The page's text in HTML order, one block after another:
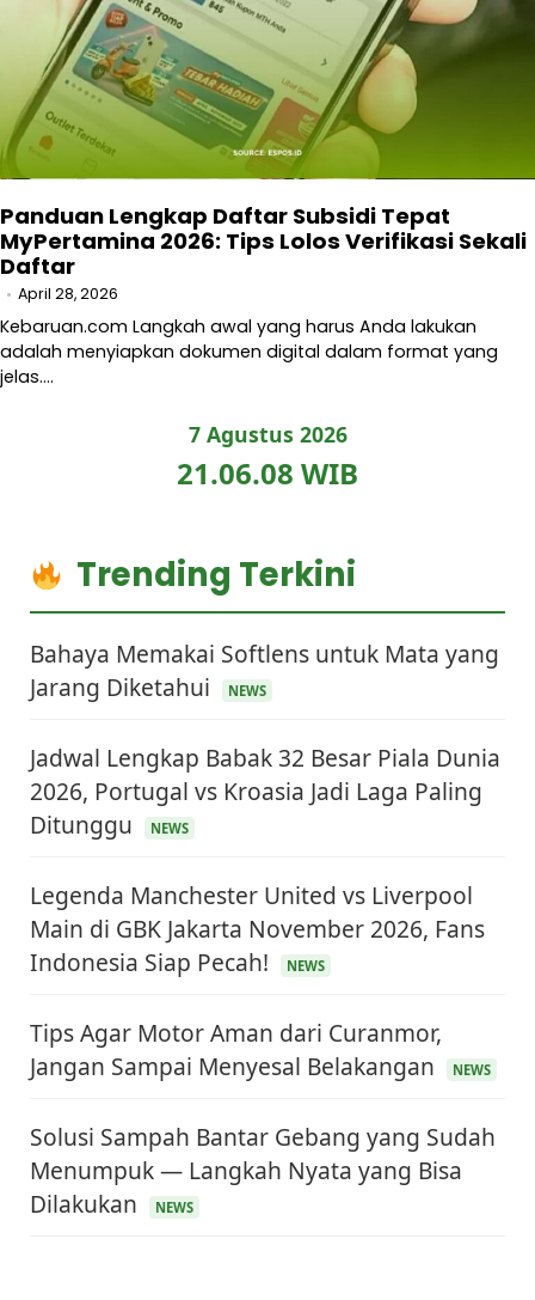
Panduan Lengkap Daftar Subsidi Tepat
MyPertamina 2026: Tips Lolos Verifikasi Sekali
Daftar
April 28, 2026
Kebaruan.com Langkah awal yang harus Anda lakukan
adalah menyiapkan dokumen digital dalam format yang
jelas.…
7 Agustus 2026
21.06.09 WIB
Trending Terkini
Bahaya Memakai Softlens untuk Mata yang
Jarang Diketahui
NEWS
Jadwal Lengkap Babak 32 Besar Piala Dunia
2026, Portugal vs Kroasia Jadi Laga Paling
Ditunggu
NEWS
Legenda Manchester United vs Liverpool
Main di GBK Jakarta November 2026, Fans
Indonesia Siap Pecah!
NEWS
Tips Agar Motor Aman dari Curanmor,
Jangan Sampai Menyesal Belakangan
NEWS
Solusi Sampah Bantar Gebang yang Sudah
Menumpuk — Langkah Nyata yang Bisa
Dilakukan
NEWS
Harga Minyak Dunia Hari Ini Naik, WTI dan Brent